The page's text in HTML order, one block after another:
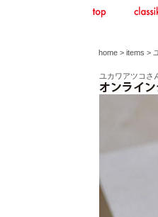
home > items >
ユカワアツコ